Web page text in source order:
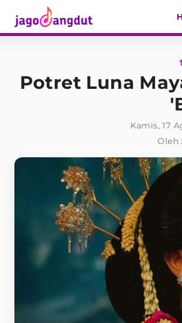
Potret Luna
Kamis, 17
Oleh :